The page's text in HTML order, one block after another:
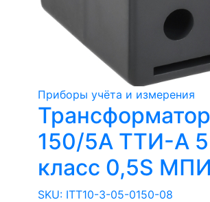
Приборы учёта и измерения
150/5А ТТИ-А
класс 0,5S
SKU: ITT10-3-05-0150-08